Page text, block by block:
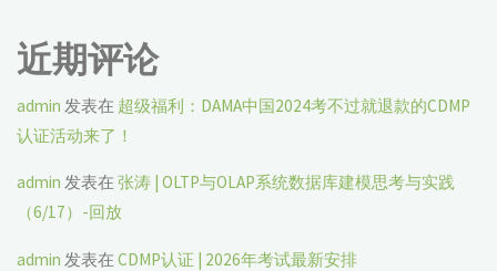
近期评论
admin 发表在 超级福利：DAMA中国2024考不过就退款的CDMP
认证活动来了！
admin 发表在张涛 | OLTP与OLAP系统数据库建模思考与实践
（6/17）-回放
admin 发表在CDMP认证 | 2026年考试最新安排